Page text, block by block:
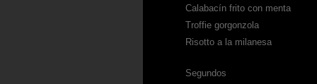
Calabacín frito con menta
Troffie gorgonzola
Risotto a la milanesa
Segundos